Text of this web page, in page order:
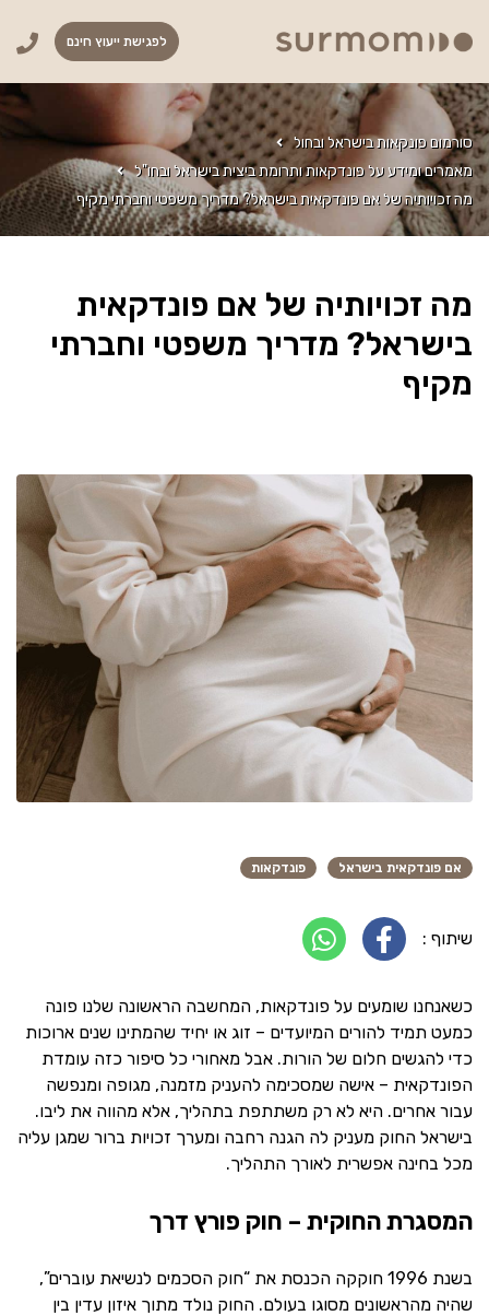
לפגישת ייעוץ חינם
סורמום פונקאות בישראל ובחול
מאמרים ומידע על פונדקאות ותרומת ביצית בישראל ובחו"ל
מה זכויותיה של אם פונדקאית בישראל? מדריך משפטי וחברתי מקיף
מה זכויותיה של אם פונדקאית
בישראל? מדריך משפטי וחברתי
מקיף
אם פונדקאית בישראל פונדקאות
שיתוף :
כשאנחנו שומעים על פונדקאות, המחשבה הראשונה שלנו פונה
כמעט תמיד להורים המיועדים – זוג או יחיד שהמתינו שנים ארוכות
כדי להגשים חלום של הורות. אבל מאחורי כל סיפור כזה עומדת
הפונדקאית – אישה שמסכימה להעניק מזמנה, מגופה ומנפשה
עבור אחרים. היא לא רק משתתפת בתהליך, אלא מהווה את ליבו.
בישראל החוק מעניק לה הגנה רחבה ומערך זכויות ברור שמגן עליה
מכל בחינה אפשרית לאורך התהליך.
המסגרת החוקית – חוק פורץ דרך
בשנת 1996 חוקקה הכנסת את “חוק הסכמים לנשיאת עוברים”,
שהיה מהראשונים מסוגו בעולם. החוק נולד מתוך איזון עדין בין